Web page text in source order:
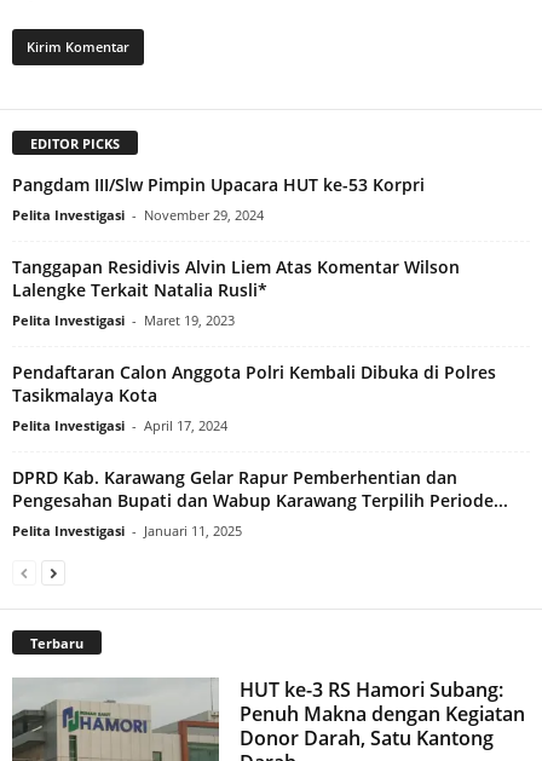
EDITOR PICKS
Pangdam III/Slw Pimpin Upacara HUT ke-53 Korpri
Pelita Investigasi - November 29, 2024
Tanggapan Residivis Alvin Liem Atas Komentar Wilson
Lalengke Terkait Natalia Rusli*
Pelita Investigasi - Maret 19, 2023
Pendaftaran Calon Anggota Polri Kembali Dibuka di Polres
Tasikmalaya Kota
Pelita Investigasi - April 17, 2024
DPRD Kab. Karawang Gelar Rapur Pemberhentian dan
Pengesahan Bupati dan Wabup Karawang Terpilih Periode...
Pelita Investigasi - Januari 11, 2025
Terbaru
HUT ke-3 RS Hamori Subang:
Penuh Makna dengan Kegiatan
Donor Darah, Satu Kantong